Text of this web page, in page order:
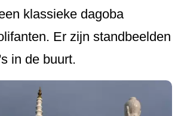
klassieke dagoba
Er zijn standbeelden
in de buurt.